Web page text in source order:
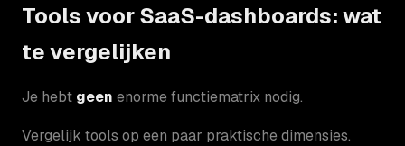
Tools voor SaaS-dashboards: wat
te vergelijken
Je hebt geen enorme functiematrix nodig.
Vergelijk tools op een paar praktische dimensies.